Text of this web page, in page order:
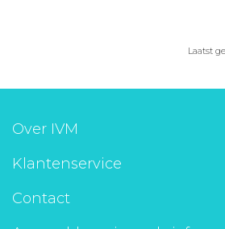
Laatst
Over IVM
Klantenservice
Contact